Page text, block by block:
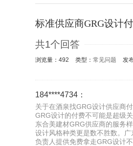
标准供应商GRG设计
共1个回答
浏览量：492 类型： 常见问题 发
184****4734：
关于在酒泉找GRG设计供应商
GRG设计的付费不可能是超级
东合美建材GRG供应商的服务
设计风格种类更是数不胜数。
负责人提供免费拿走GRG设计